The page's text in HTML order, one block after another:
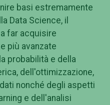
basi estremamente
Data Science, il
far acquisire
più avanzate
probabilità e della
dell'ottimizzazione,
nonché degli aspetti
e dell'analisi